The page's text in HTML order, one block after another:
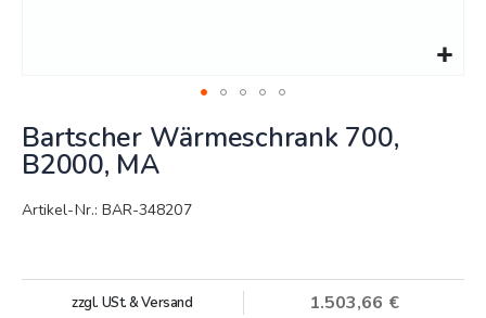
zum
Anfang
der
Bildergalerie
Bartscher Wärmeschrank 700,
B2000, MA
Artikel-Nr.: BAR-348207
1.503,66 €
zzgl. USt. & Versand